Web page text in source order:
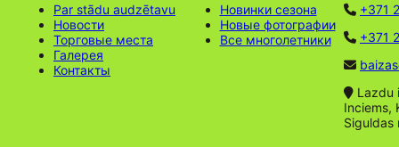
Par stādu audzētavu
Новости
Торговые места
Галерея
Контакты
Новинки сезона
Новые фотографии
Все многолетники
+371
+371
Lazdu
Inciems,
Siguldas